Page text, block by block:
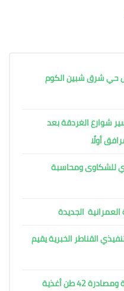
حي شرق شبين الكوم
شوارع الغردقة بعد
أولًا
للشكاوى ومحاسبة
الجديدة
القناطر الخبرية يقيم
ضربة قوية لتجار اللحوم الفاسدة ومصادرة 42 طن أغذية